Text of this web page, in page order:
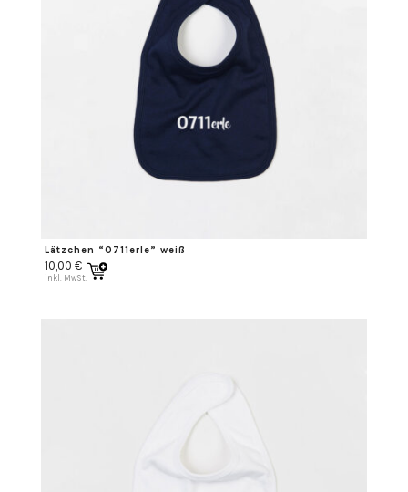
Lätzchen “0711erle” weiß
10,00 €
inkl. MwSt.